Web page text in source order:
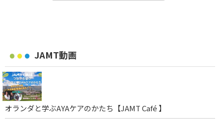
JAMT動画
オランダと学ぶAYAケアのかたち【JAMT Café 】